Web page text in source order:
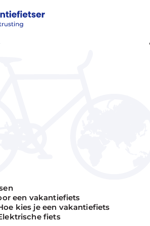
een vakantiefiets
kies je een vakantiefiets
fiets